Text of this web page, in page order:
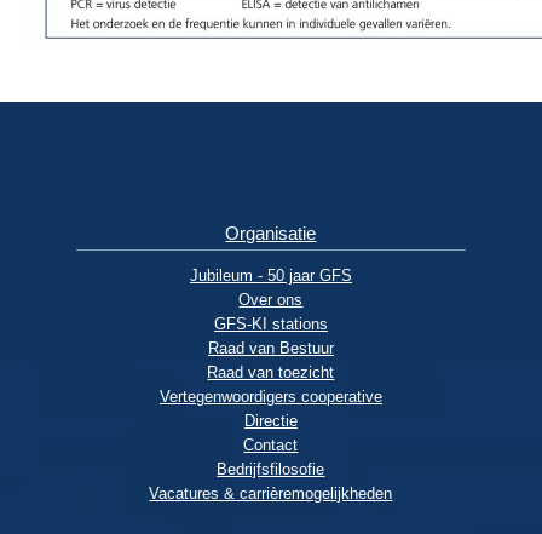
Organisatie
Jubileum - 50 jaar GFS
Over ons
GFS-KI stations
Raad van Bestuur
Raad van toezicht
Vertegenwoordigers cooperative
Directie
Contact
Bedrijfsfilosofie
Vacatures & carrièremogelijkheden